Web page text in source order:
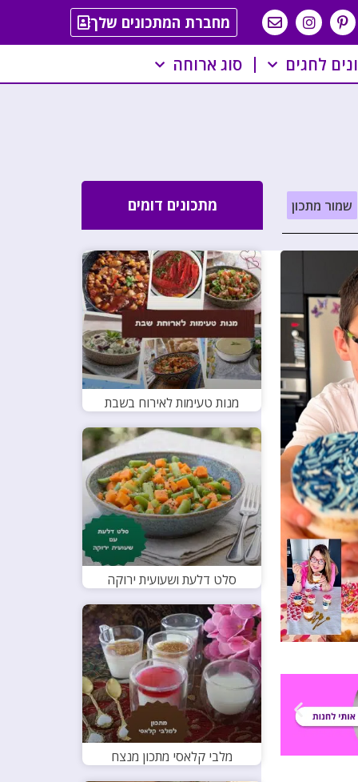
מחברת המתכונים שלך
לחגים סוג ארוחה
שמור מתכון מתכונים דומים
מנות טעימות לאירוח בשבת
סלט דלעת ושעועית ירוקה
מלבי קלאסי מתכון מנצח